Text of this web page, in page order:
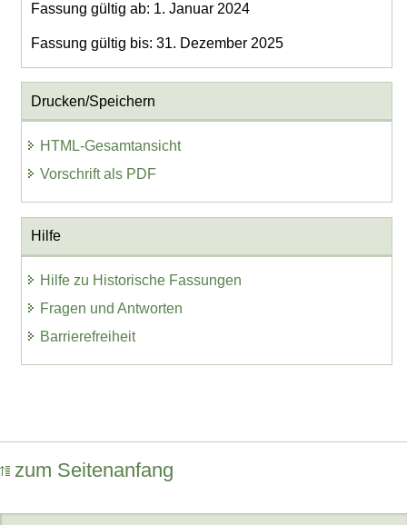
Fassung gültig ab: 1. Januar 2024
Fassung gültig bis: 31. Dezember 2025
Drucken/Speichern
HTML-Gesamtansicht
Vorschrift als PDF
Hilfe
Hilfe zu Historische Fassungen
Fragen und Antworten
Barrierefreiheit
zum Seitenanfang